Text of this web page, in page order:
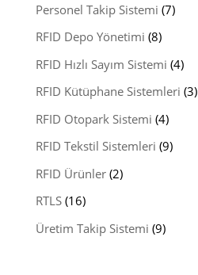
Personel Takip Sistemi (7)
RFID Depo Yönetimi (8)
RFID Hızlı Sayım Sistemi (4)
RFID Kütüphane Sistemleri (3)
RFID Otopark Sistemi (4)
RFID Tekstil Sistemleri (9)
RFID Ürünler(2)
RTLS(16)
Üretim Takip Sistemi (9)